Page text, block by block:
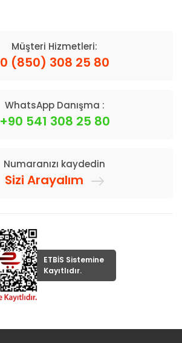
Müşteri Hizmetleri:
0 (850) 308 25 80
WhatsApp Danışma :
+90 541 308 25 80
Numaranızı kaydedin
Sizi Arayalım
ETBİS Sistemine
Kayıtlıdır.